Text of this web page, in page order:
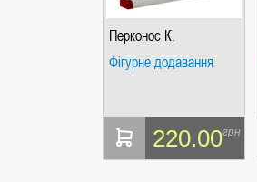
Перконос К.
Фігурне додавання
220.00грн